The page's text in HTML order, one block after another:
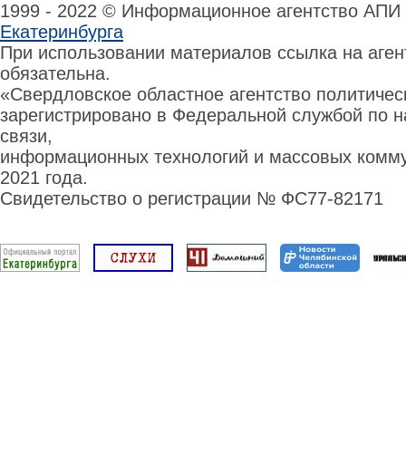
1999 - 2022 © Информационное агентство
Екатеринбурга
При использовании материалов ссылка на
обязательна.
«Свердловское областное агентство
зарегистрировано в Федеральной службой по
связи,
информационных технологий и массовых
2021 года.
Свидетельство о регистрации № ФС77-82171